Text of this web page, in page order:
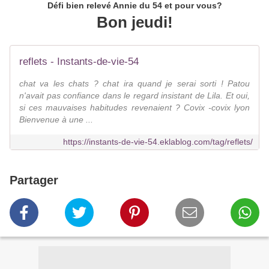
Défi bien relevé Annie du 54 et pour vous?
Bon jeudi!
reflets - Instants-de-vie-54
chat va les chats ? chat ira quand je serai sorti ! Patou
n'avait pas confiance dans le regard insistant de Lila. Et oui,
si ces mauvaises habitudes revenaient ? Covix -covix lyon
Bienvenue à une ...
https://instants-de-vie-54.eklablog.com/tag/reflets/
Partager